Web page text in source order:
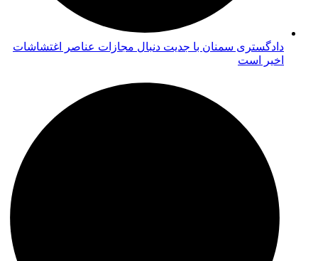
دادگستری سمنان با جدیت دنبال مجازات عناصر اغتشاشات
اخیر است